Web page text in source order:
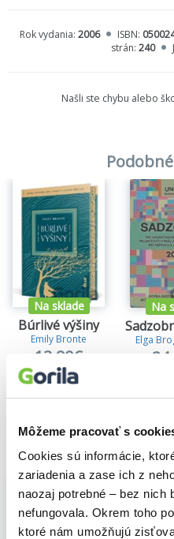
Môžeme pracovať s
Cookies sú informácie,
zariadenia a zase ich z
naozaj potrebné – bez nich
nefungovala. Okrem toho
ktoré nám umožňujú
Michael Worgotter has been
Rok vydania: 2006 ISBN:
strán: 240
Našli ste chybu alebo
Na sklade
Búrlivé výšiny
Emily Bronte
13,90€
Na
Elga